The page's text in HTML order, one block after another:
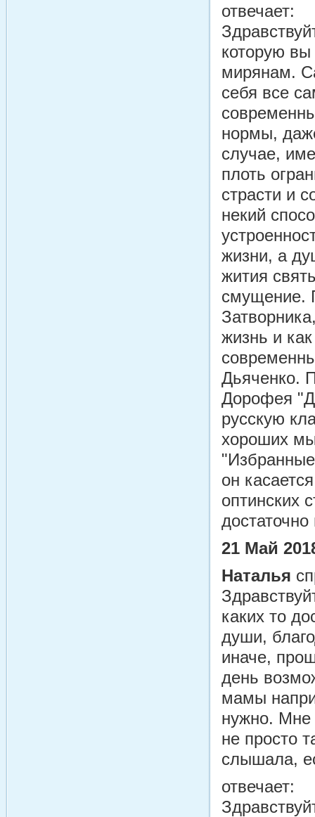
отвечает:
которую вы
мирянам.
себя все
нормы,
случае,
плоть
страсти и
некий
жизни, а
жития
смущение.
жизнь и
Дьяченко.
Дорофея
русскую
хороших
он
оптинских
21 Май
Наталья
каких то
души,
иначе,
день
мамы
нужно. Мне
не просто
слышала,
отвечает: